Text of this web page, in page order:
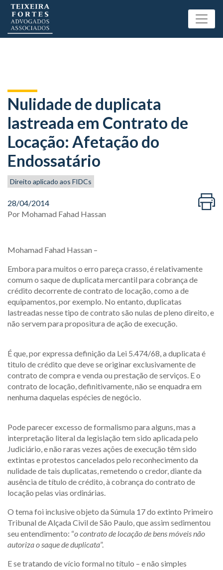
Nulidade de duplicata
lastreada em Contrato de
Locação: Afetação do
Endossatário
Direito aplicado aos FIDCs
28/04/2014
Por Mohamad Fahad Hassan
Mohamad Fahad Hassan –
Embora para muitos o erro pareça crasso, é relativamente
comum o saque de duplicata mercantil para cobrança de
crédito decorrente de contrato de locação, como a de
equipamentos, por exemplo. No entanto, duplicatas
lastreadas nesse tipo de contrato são nulas de pleno direito, e
não servem para propositura de ação de execução.
É que, por expressa definição da Lei 5.474/68, a duplicata é
titulo de crédito que deve se originar exclusivamente de
contrato de compra e venda ou prestação de serviços. E o
contrato de locação, definitivamente, não se enquadra em
nenhuma daquelas espécies de negócio.
Pode parecer excesso de formalismo para alguns, mas a
interpretação literal da legislação tem sido aplicada pelo
Judiciário, e não raras vezes ações de execução têm sido
extintas e protestos cancelados pelo reconhecimento da
nulidade de tais duplicatas, remetendo o credor, diante da
ausência de título de crédito, à cobrança do contrato de
locação pelas vias ordinárias.
O tema foi inclusive objeto da Súmula 17 do extinto Primeiro
Tribunal de Alçada Civil de São Paulo, que assim sedimentou
seu entendimento: “o contrato de locação de bens móveis não
autoriza o saque de duplicata”.
E se tratando de vício formal no título – e não simples